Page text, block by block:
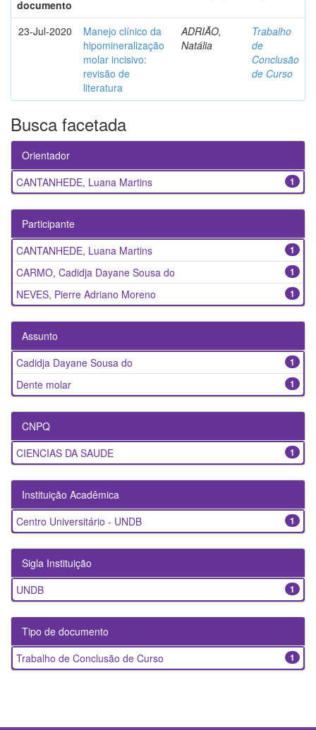
documento
23-Jul-2020
Manejo clínico da
hipomineralização
molar incisivo:
revisão de
literatura
ADRIÃO,
Natália
Trabalho
de
Conclusão
de Curso
Busca facetada
Orientador
1
CANTANHEDE, Luana Martins
Participante
1
CANTANHEDE, Luana Martins
1
CARMO, Cadidja Dayane Sousa do
1
NEVES, Pierre Adriano Moreno
Assunto
1
Cadidja Dayane Sousa do
1
Dente molar
CNPQ
1
CIENCIAS DA SAUDE
Instituição Acadêmica
1
Centro Universitário - UNDB
Sigla Instituição
1
UNDB
Tipo de documento
1
Trabalho de Conclusão de Curso